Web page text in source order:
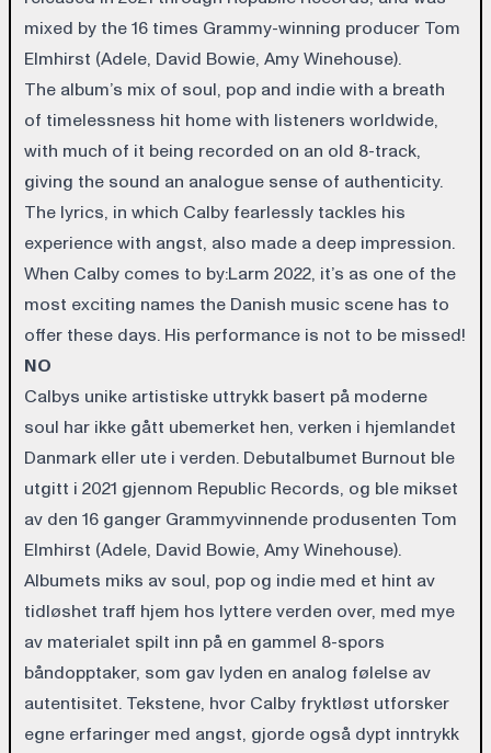
mixed by the 16 times Grammy-winning producer Tom
Elmhirst (Adele, David Bowie, Amy Winehouse).
The album’s mix of soul, pop and indie with a breath
of timelessness hit home with listeners worldwide,
with much of it being recorded on an old 8-track,
giving the sound an analogue sense of authenticity.
The lyrics, in which Calby fearlessly tackles his
experience with angst, also made a deep impression.
When Calby comes to by:Larm 2022, it’s as one of the
most exciting names the Danish music scene has to
offer these days. His performance is not to be missed!
NO
Calbys unike artistiske uttrykk basert på moderne
soul har ikke gått ubemerket hen, verken i hjemlandet
Danmark eller ute i verden. Debutalbumet Burnout ble
utgitt i 2021 gjennom Republic Records, og ble mikset
av den 16 ganger Grammyvinnende produsenten Tom
Elmhirst (Adele, David Bowie, Amy Winehouse).
Albumets miks av soul, pop og indie med et hint av
tidløshet traff hjem hos lyttere verden over, med mye
av materialet spilt inn på en gammel 8-spors
båndopptaker, som gav lyden en analog følelse av
autentisitet. Tekstene, hvor Calby fryktløst utforsker
egne erfaringer med angst, gjorde også dypt inntrykk